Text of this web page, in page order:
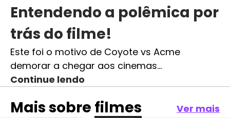
Entendendo a polêmica por
trás do filme!
Este foi o motivo de Coyote vs Acme
demorar a chegar aos cinemas…
Continue lendo
Mais sobre filmes Ver mais